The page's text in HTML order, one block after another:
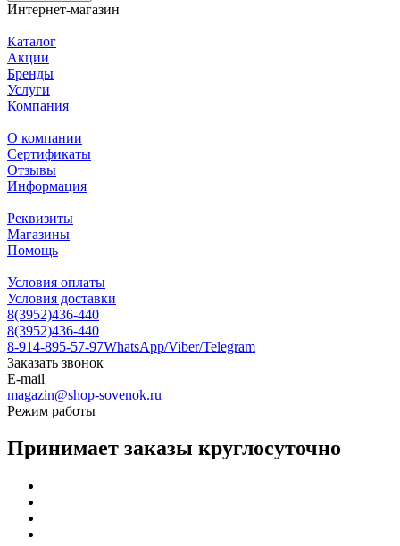
Интернет-магазин
Каталог
Акции
Бренды
Услуги
Компания
О компании
Сертификаты
Отзывы
Информация
Реквизиты
Магазины
Помощь
Условия оплаты
Условия доставки
8(3952)436-440
8(3952)436-440
8-914-895-57-97WhatsApp/Viber/Telegram
Заказать звонок
E-mail
magazin@shop-sovenok.ru
Режим работы
Принимает заказы круглосуточно